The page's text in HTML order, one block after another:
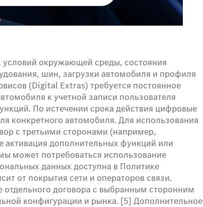
условий окружающей среды, состояния
шин, загрузки автомобиля и профиля
(Digital Extras) требуется постоянное
к учетной записи пользователя
По истечении срока действия цифровые
конкретного автомобиля. Для использования
с третьими сторонами (например,
дополнительных функций или
может потребоваться использование
данных доступна в Политике
от покрытия сети и операторов связи.
отдельного договора с выбранным сторонним
конфигурации и рынка. [5] Дополнительное